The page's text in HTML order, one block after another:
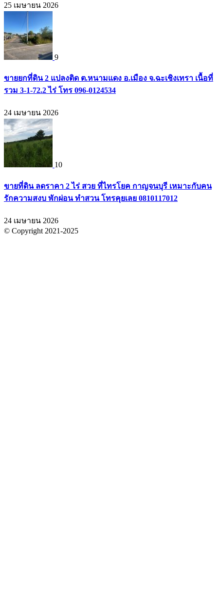
25 เมษายน 2026
9
ขายยกที่ดิน 2 แปลงติด ต.หนามแดง อ.เมือง จ.ฉะเชิงเทรา เนื้อที่
รวม 3-1-72.2 ไร่ โทร 096-0124534
24 เมษายน 2026
10
ขายที่ดิน ลดราคา 2 ไร่ สวย ที่ไทรโยค กาญจนบุรี เหมาะกับคน
รักความสงบ พักผ่อน ทำสวน โทรคุยเลย 0810117012
24 เมษายน 2026
© Copyright 2021-2025